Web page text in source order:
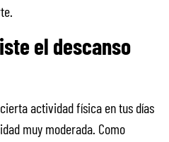
el descanso
actividad física en tus días
muy moderada. Como